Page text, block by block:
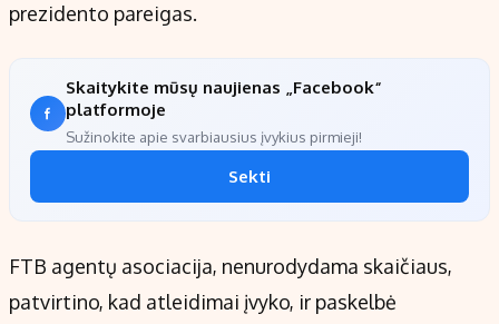
prezidento pareigas.
Skaitykite mūsų naujienas „Facebook“
platformoje
Sužinokite apie svarbiausius įvykius pirmieji!
Sekti
FTB agentų asociacija, nenurodydama skaičiaus,
patvirtino, kad atleidimai įvyko, ir paskelbė